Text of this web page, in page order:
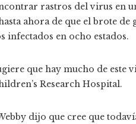
rastros del virus en
ahora de que el brote de
infectados en ocho estados.
que hay mucho de
Research Hospital.
dijo que cree que